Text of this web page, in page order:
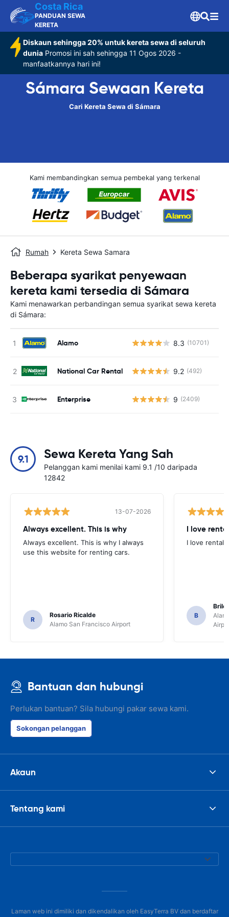
Costa Rica
PANDUAN SEWA
KERETA
Diskaun sehingga 20% untuk kereta sewa di seluruh
dunia Promosi ini sah sehingga 11 Ogos 2026 -
manfaatkannya hari ini!
Sámara Sewaan Kereta
Cari Kereta Sewa di Sámara
Kami membandingkan semua pembekal yang terkenal
Rumah Kereta Sewa Samara
Beberapa syarikat penyewaan
kereta kami tersedia di Sámara
Kami menawarkan perbandingan semua syarikat sewa kereta
di Sámara:
Alamo 8.3 (10701)
National Car Rental 9.2 (492)
Enterprise 9 (2409)
9.1 Sewa Kereta Yang Sah
Pelanggan kami menilai kami 9.1 /10 daripada
12842
13-07-2026
Always excellent. This is why
Always excellent. This is why I always
use this website for renting cars.
R
Rosario Ricalde
Alamo San Francisco Airport
I love
I love rental
B
Bantuan dan hubungi
Perlukan bantuan? Sila hubungi pakar sewa kami.
Sokongan pelanggan
Akaun
Tentang kami
Laman web ini dimiliki dan dikendalikan oleh EasyTerra BV dan berdaftar